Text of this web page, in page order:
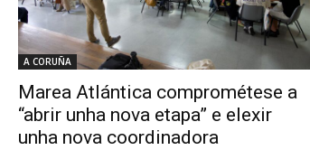
A CORUÑA
Marea Atlántica comprométese a
“abrir unha nova etapa” e elexir
unha nova coordinadora